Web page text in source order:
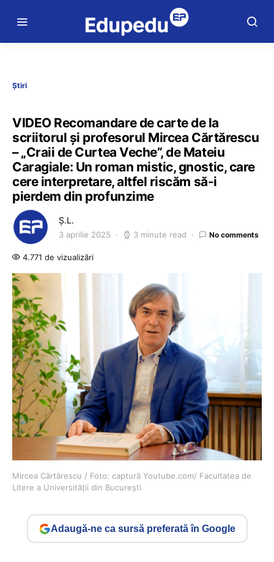
Știri
VIDEO Recomandare de carte de la
scriitorul și profesorul Mircea Cărtărescu
– „Craii de Curtea Veche”, de Mateiu
Caragiale: Un roman mistic, gnostic, care
cere interpretare, altfel riscăm să-i
pierdem din profunzime
Ș.L.
3 aprilie 2025 3 minute read No comments
4.771 de vizualizări
Mircea Cărtărescu / Foto: captură Youtube.com/ Facultatea de
Litere a Universității din București
Adaugă-ne ca sursă preferată în Google